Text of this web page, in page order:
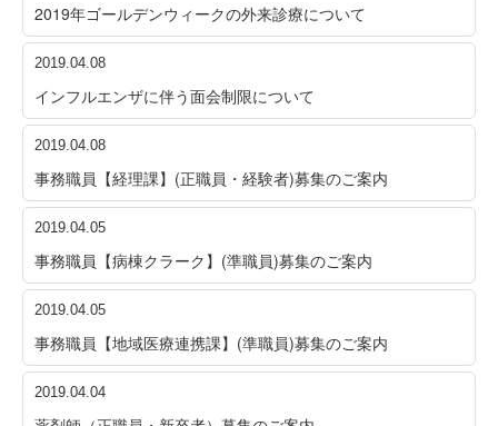
2019年ゴールデンウィークの外来診療について
2019.04.08
インフルエンザに伴う面会制限について
2019.04.08
事務職員【経理課】(正職員・経験者)募集のご案内
2019.04.05
事務職員【病棟クラーク】(準職員)募集のご案内
2019.04.05
事務職員【地域医療連携課】(準職員)募集のご案内
2019.04.04